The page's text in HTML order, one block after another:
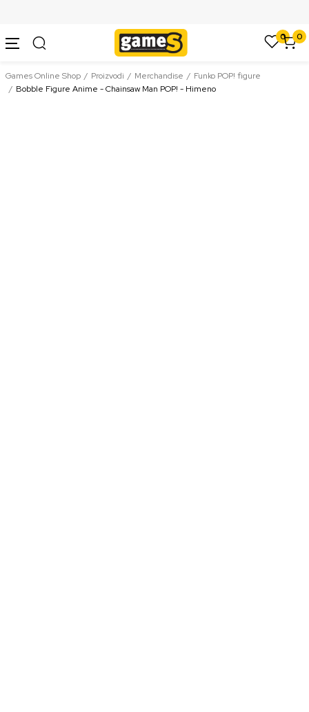
0 0
Games Online Shop Proizvodi Merchandise
Funko POP! figure
Bobble Figure Anime - Chainsaw Man POP! - Himeno